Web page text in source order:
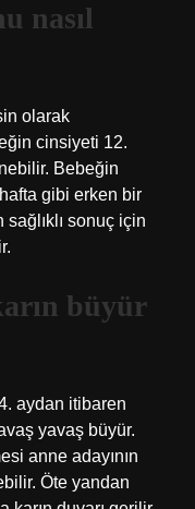
nasıl
olarak
cinsiyeti 12.
Bebeğin
gibi erken bir
sonuç için
büyür
aydan itibaren
yavaş büyür.
anne adayının
Öte yandan